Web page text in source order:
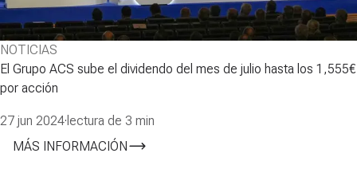
NOTICIAS
El Grupo ACS sube el dividendo del mes de julio hasta los 1,555€
por acción
27 jun 2024· lectura de 3 min
MÁS INFORMACIÓN